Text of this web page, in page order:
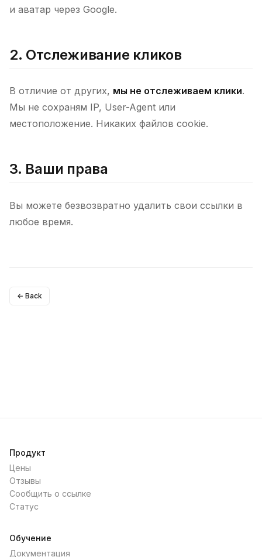
и аватар через Google.
2. Отслеживание кликов
В отличие от других, мы не отслеживаем клики.
Мы не сохраням IP, User-Agent или
местоположение. Никаких файлов cookie.
3. Ваши права
Вы можете безвозвратно удалить свои ссылки в
любое время.
← Back
Продукт
Цены
Отзывы
Сообщить о ссылке
Статус
Обучение
Документация